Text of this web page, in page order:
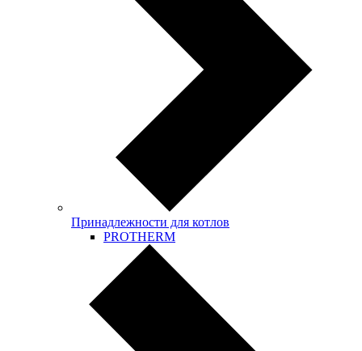
Принадлежности для котлов
PROTHERM